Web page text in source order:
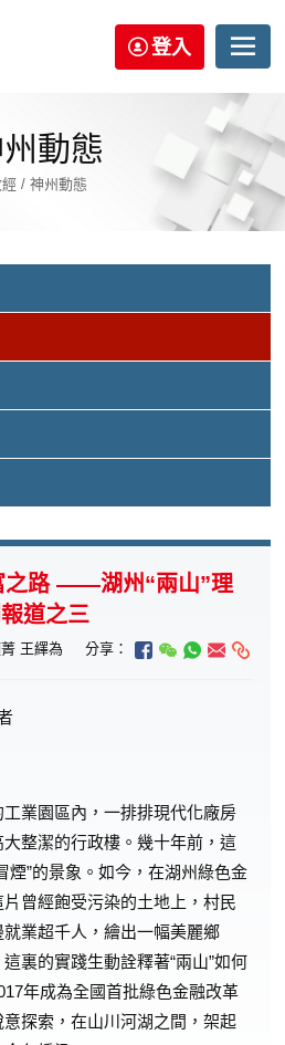
登入
動態
/ 神州動態
之路 ——湖州“兩山”理
道之三
王繹為 分享：
業園區內，一排排現代化廠房
整潔的行政樓。幾十年前，這
煙”的景象。如今，在湖州綠色金
曾經飽受污染的土地上，村民
業超千人，繪出一幅美麗鄉
裏的實踐生動詮釋著“兩山”如何
年成為全國首批綠色金融改革
探索，在山川河湖之間，架起